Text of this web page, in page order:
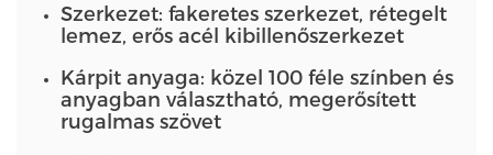
Szerkezet: fakeretes szerkezet, rétegelt
lemez, erős acél kibillenőszerkezet
Kárpit anyaga: közel 100 féle színben és
anyagban választható, megerősített
rugalmas szövet